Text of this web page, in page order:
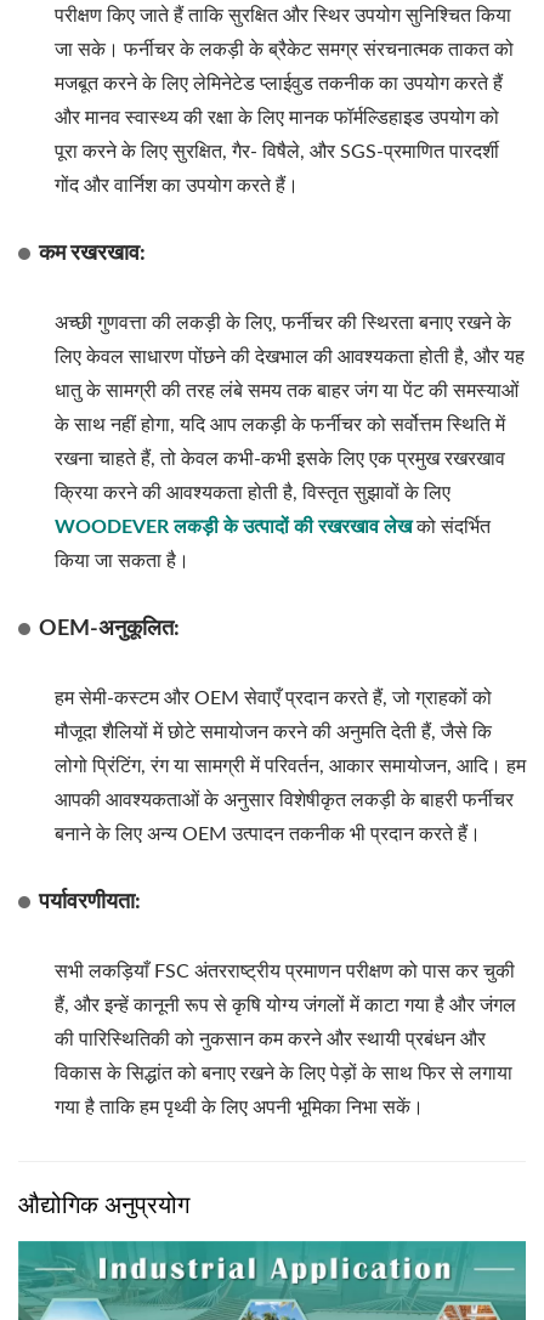
परीक्षण किए जाते हैं ताकि सुरक्षित और स्थिर उपयोग सुनिश्चित किया
जा सके। फर्नीचर के लकड़ी के ब्रैकेट समग्र संरचनात्मक ताकत को
मजबूत करने के लिए लेमिनेटेड प्लाईवुड तकनीक का उपयोग करते हैं
और मानव स्वास्थ्य की रक्षा के लिए मानक फॉर्मल्डिहाइड उपयोग को
पूरा करने के लिए सुरक्षित, गैर- विषैले, और SGS-प्रमाणित पारदर्शी
गोंद और वार्निश का उपयोग करते हैं।
कम रखरखाव:
अच्छी गुणवत्ता की लकड़ी के लिए, फर्नीचर की स्थिरता बनाए रखने के
लिए केवल साधारण पोंछने की देखभाल की आवश्यकता होती है, और यह
धातु के सामग्री की तरह लंबे समय तक बाहर जंग या पेंट की समस्याओं
के साथ नहीं होगा, यदि आप लकड़ी के फर्नीचर को सर्वोत्तम स्थिति में
रखना चाहते हैं, तो केवल कभी-कभी इसके लिए एक प्रमुख रखरखाव
क्रिया करने की आवश्यकता होती है, विस्तृत सुझावों के लिए
WOODEVER लकड़ी के उत्पादों की रखरखाव लेखको संदर्भित
किया जा सकता है।
OEM-अनुकूलित:
हम सेमी-कस्टम और OEM सेवाएँ प्रदान करते हैं, जो ग्राहकों को
मौजूदा शैलियों में छोटे समायोजन करने की अनुमति देती हैं, जैसे कि
लोगो प्रिंटिंग, रंग या सामग्री में परिवर्तन, आकार समायोजन, आदि। हम
आपकी आवश्यकताओं के अनुसार विशेषीकृत लकड़ी के बाहरी फर्नीचर
बनाने के लिए अन्य OEM उत्पादन तकनीक भी प्रदान करते हैं।
पर्यावरणीयता:
सभी लकड़ियाँ FSC अंतरराष्ट्रीय प्रमाणन परीक्षण को पास कर चुकी
हैं, और इन्हें कानूनी रूप से कृषि योग्य जंगलों में काटा गया है और जंगल
की पारिस्थितिकी को नुकसान कम करने और स्थायी प्रबंधन और
विकास के सिद्धांत को बनाए रखने के लिए पेड़ों के साथ फिर से लगाया
गया है ताकि हम पृथ्वी के लिए अपनी भूमिका निभा सकें।
औद्योगिक अनुप्रयोग